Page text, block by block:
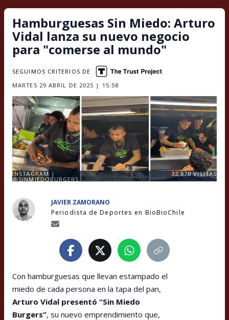
Hamburguesas Sin Miedo: Arturo
Vidal lanza su nuevo negocio
para "comerse al mundo"
MARTES 29 ABRIL DE 2025 | 15:58
SEGUIMOS CRITERIOS DE
INSTAGRAM |
@SINMIEDOBURGERS
32,870VISITAS
JAVIER ZAMORANO
Periodista de Deportes en BioBioChile
Con hamburguesas que llevan estampado el
miedo de cada persona en la tapa del pan,
Arturo Vidal presentó “Sin Miedo
Burgers”, su nuevo emprendimiento que,